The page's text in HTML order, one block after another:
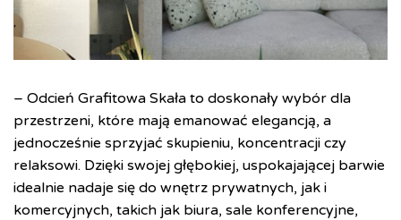
– Odcień Grafitowa Skała to doskonały wybór dla
przestrzeni, które mają emanować elegancją, a
jednocześnie sprzyjać skupieniu, koncentracji czy
relaksowi. Dzięki swojej głębokiej, uspokajającej barwie
idealnie nadaje się do wnętrz prywatnych, jak i
komercyjnych, takich jak biura, sale konferencyjne,